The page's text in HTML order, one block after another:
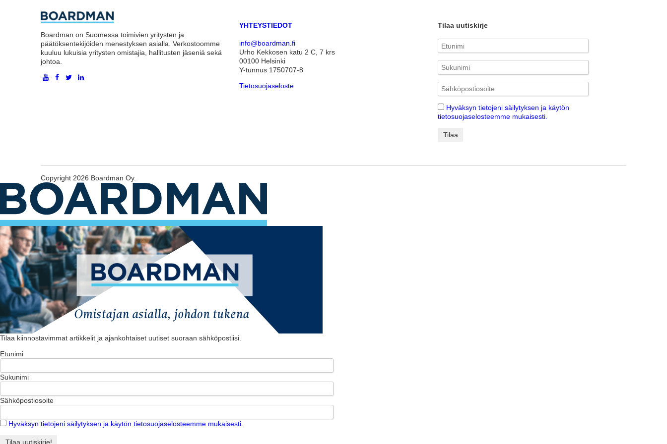
Boardman on Suomessa toimivien yritysten ja
päätöksentekijöiden menestyksen asialla. Verkostoomme
kuuluu lukuisia yritysten omistajia, hallitusten jäseniä sekä
johtoa.
YHTEYSTIEDOT
info@boardman.fi
Urho Kekkosen katu 2 C, 7 krs
00100 Helsinki
Y-tunnus 1750707-8
Tietosuojaseloste
Tilaa uutiskirje
Hyväksyn tietojeni säilytyksen ja käytön
tietosuojaselosteemme mukaisesti.
Copyright 2026 Boardman Oy.
Tilaa kiinnostavimmat artikkelit ja ajankohtaiset uutiset suoraan sähköpostiisi.
Etunimi
Sukunimi
Sähköpostiosoite
Hyväksyn tietojeni säilytyksen ja käytön tietosuojaselosteemme mukaisesti.